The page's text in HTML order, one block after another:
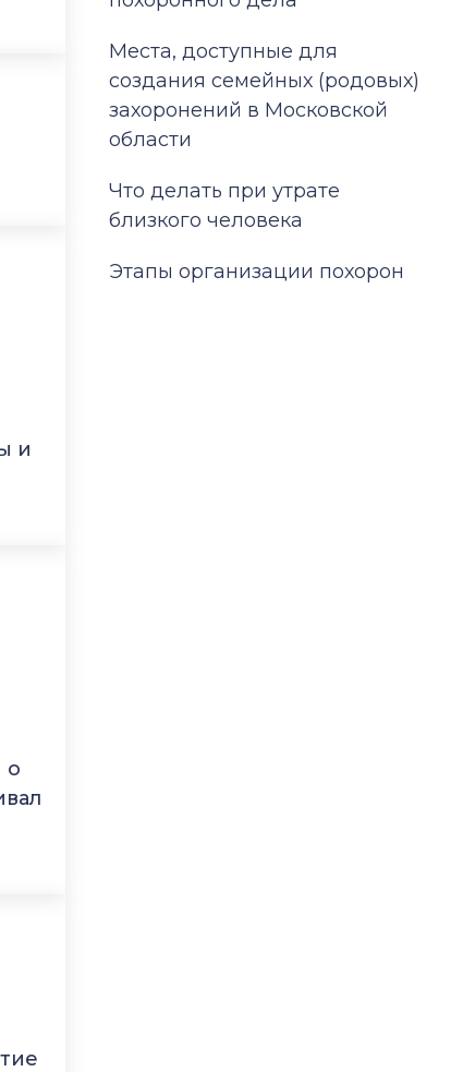
и
о
Места, доступные для
создания семейных (родовых)
захоронений в Московской
области
Что делать при утрате
близкого человека
Этапы организации похорон